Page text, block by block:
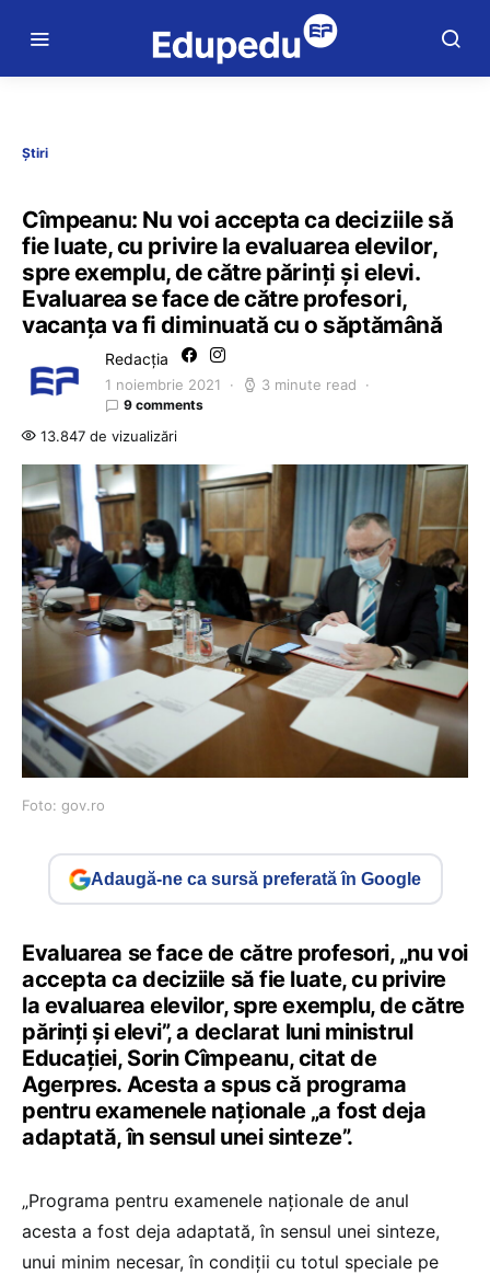
Știri
Cîmpeanu: Nu voi accepta ca deciziile să
fie luate, cu privire la evaluarea elevilor,
spre exemplu, de către părinţi şi elevi.
Evaluarea se face de către profesori,
vacanţa va fi diminuată cu o săptămână
Redacția
1 noiembrie 2021 3 minute read
9 comments
13.847 de vizualizări
Foto: gov.ro
Adaugă-ne ca sursă preferată în Google
Evaluarea se face de către profesori, „nu voi
accepta ca deciziile să fie luate, cu privire
la evaluarea elevilor, spre exemplu, de către
părinţi şi elevi”, a declarat luni ministrul
Educației, Sorin Cîmpeanu, citat de
Agerpres. Acesta a spus că programa
pentru examenele naționale „a fost deja
adaptată, în sensul unei sinteze”.
„Programa pentru examenele naţionale de anul
acesta a fost deja adaptată, în sensul unei sinteze,
unui minim necesar, în condiţii cu totul speciale pe